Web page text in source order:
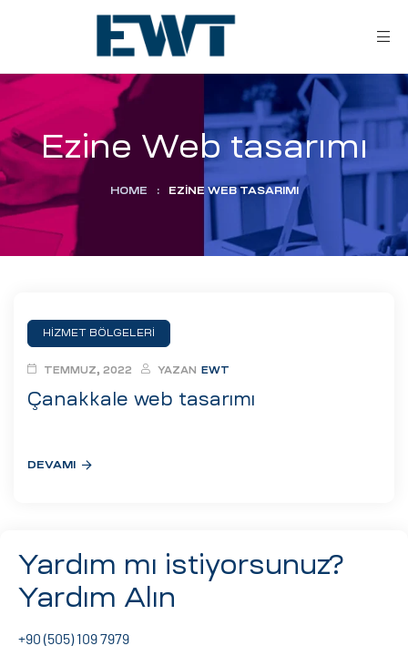
Ezine Web tasarımı
HOME : EZINE WEB TASARIMI
HİZMET BÖLGELERİ
Çanakkale web tasarımı
TEMMUZ, 2022 YAZAN EWT
DEVAMI
Yardım mı istiyorsunuz?
Yardım Alın
+90 (505) 109 7979